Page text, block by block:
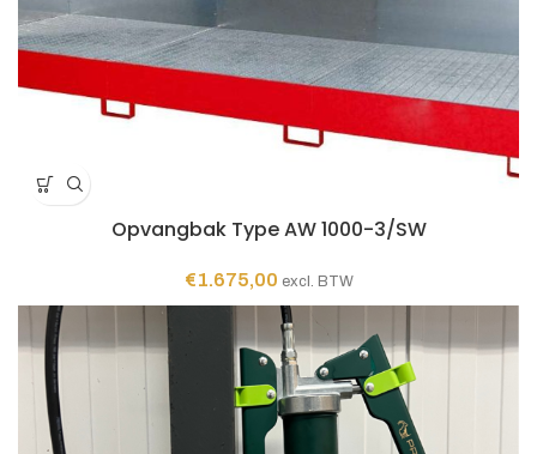
Opvangbak Type AW 1000-3/SW
€1.675,00 excl. BTW